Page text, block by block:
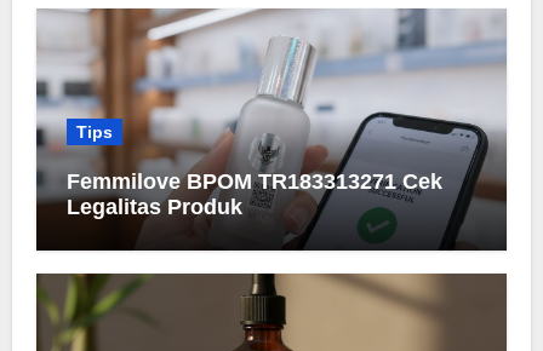
Tips
Femmilove BPOM TR183313271 Cek
Legalitas Produk